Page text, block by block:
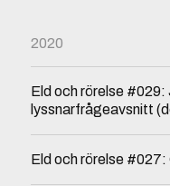
2020
Eld och rörelse #029:
lyssnarfrågeavsnitt
Eld och rörelse